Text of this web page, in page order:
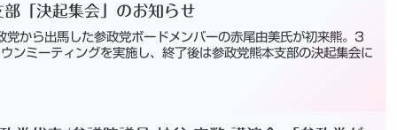
「決起集会」のお知らせ
から出馬した参政党ボードメンバーの赤尾由美氏が初来熊。3
ンミーティングを実施し、終了後は参政党熊本支部の決起集会に